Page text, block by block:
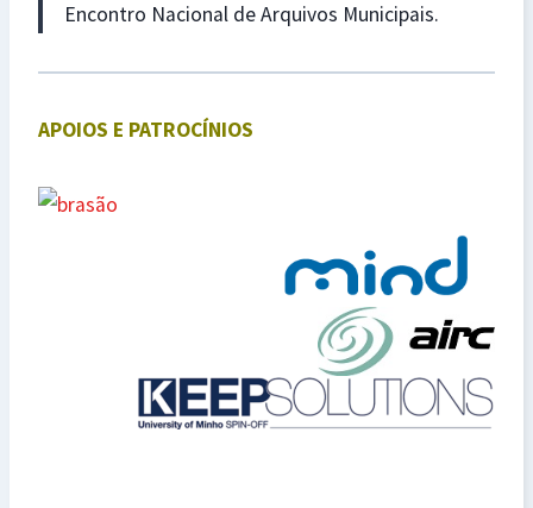
Encontro Nacional de Arquivos Municipais.
APOIOS E PATROCÍNIOS